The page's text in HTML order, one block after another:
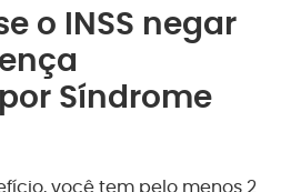
o INSS negar
Síndrome
você tem pelo menos 2